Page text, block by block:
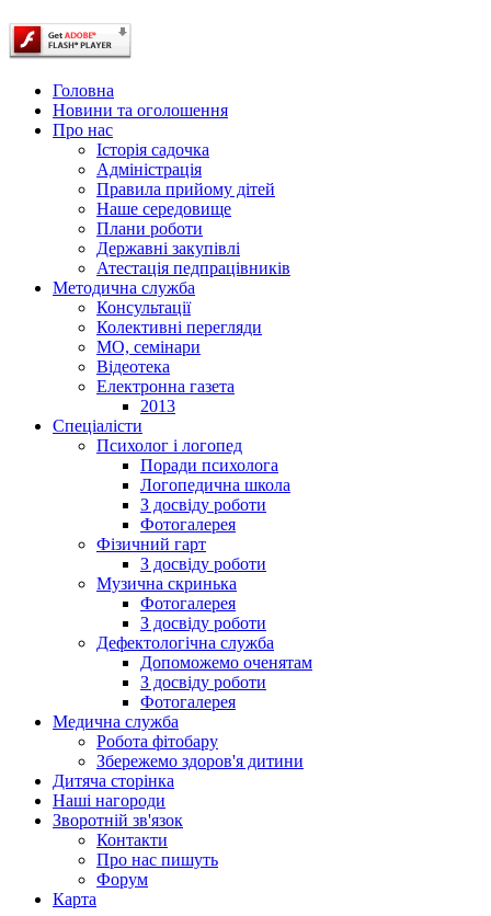
Головна
Новини та оголошення
Про нас
Історія садочка
Адміністрація
Правила прийому дітей
Наше середовище
Плани роботи
Державні закупівлі
Атестація педпрацівників
Методична служба
Консультації
Колективні перегляди
МО, семінари
Відеотека
Електронна газета
2013
Спеціалісти
Психолог і логопед
Поради психолога
Логопедична школа
З досвіду роботи
Фотогалерея
Фізичний гарт
З досвіду роботи
Музична скринька
Фотогалерея
З досвіду роботи
Дефектологічна служба
Допоможемо оченятам
З досвіду роботи
Фотогалерея
Медична служба
Робота фітобару
Збережемо здоров'я дитини
Дитяча сторінка
Наші нагороди
Зворотній зв'язок
Контакти
Про нас пишуть
Форум
Карта